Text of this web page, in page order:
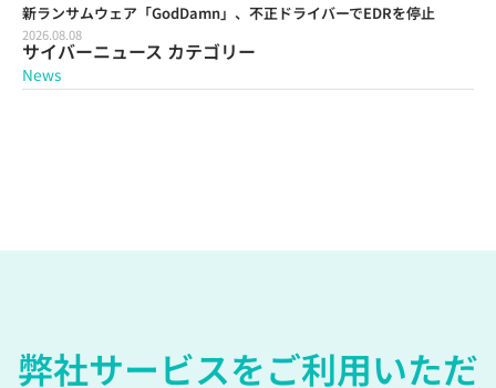
新ランサムウェア「GodDamn」、不正ドライバーでEDRを停止
2026.08.08
サイバーニュース カテゴリー
News
弊社サービスをご利用いただ